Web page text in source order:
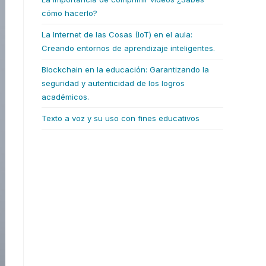
cómo hacerlo?
La Internet de las Cosas (IoT) en el aula:
Creando entornos de aprendizaje inteligentes.
Blockchain en la educación: Garantizando la
seguridad y autenticidad de los logros
académicos.
Texto a voz y su uso con fines educativos